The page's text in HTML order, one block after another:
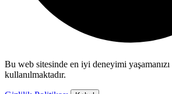
Bu web sitesinde en iyi deneyimi
kullanılmaktadır.